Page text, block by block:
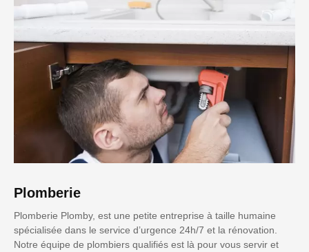
Plomberie
Plomberie Plomby, est une petite entreprise à taille humaine
spécialisée dans le service d’urgence 24h/7 et la rénovation.
Notre équipe de plombiers qualifiés est là pour vous servir et